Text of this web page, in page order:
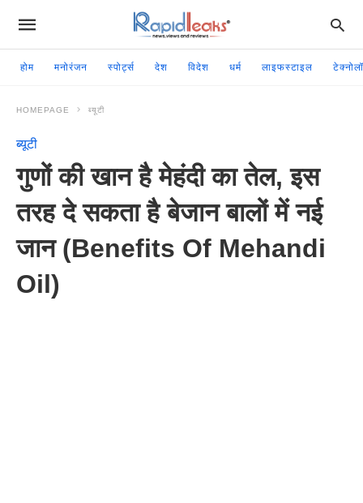
होम मनोरंजन स्पोर्ट्स देश विदेश धर्म लाइफस्टाइल
HOMEPAGE ब्यूटी
ब्यूटी
गुणों की खान है मेहंदी का तेल, इस
तरह दे सकता है बेजान बालों में नई
जान (Benefits Of Mehandi
Oil)